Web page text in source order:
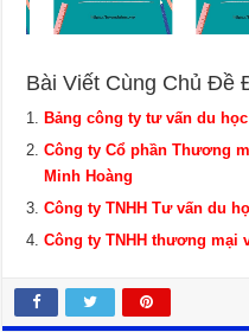
Bài Viết Cùng Chủ Đề
Bảng công ty tư vấn du
Công ty Cổ phần Thương
Minh Hoàng
Công ty TNHH Tư vấn du
Công ty TNHH thương mại